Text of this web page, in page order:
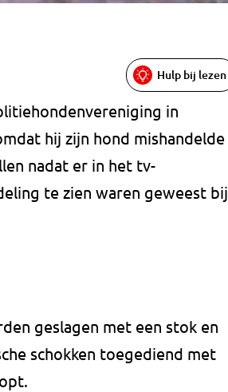
Hulp bij lezen
in
hij zijn hond mishandelde
nadat er in het tv-
te zien waren geweest bij
geslagen met een stok en
schokken toegediend met